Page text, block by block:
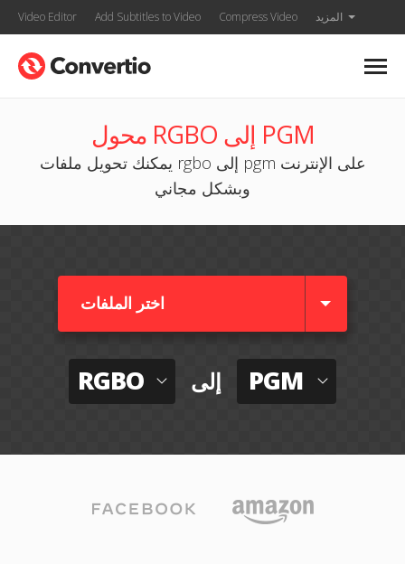
Video Editor Add Subtitles to Video Compress Video المزيد
محول RGBO إلى PGM
يمكنك تحويل ملفات rgbo إلى pgm على الإنترنت
وبشكل مجاني
اختر الملفات
RGBO إلى PGM